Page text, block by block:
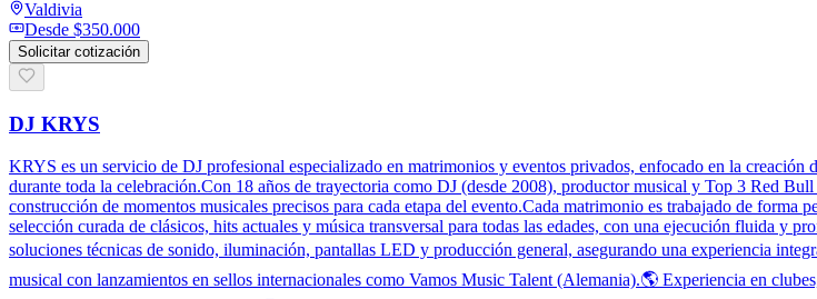
Valdivia
Desde $350.000
Solicitar cotización
DJ KRYS
KRYS es un servicio de DJ profesional especializado en matrimonios y eventos privados, enfocado en la creación
durante toda la celebración.Con 18 años de trayectoria como DJ (desde 2008), productor musical y Top 3 Red
construcción de momentos musicales precisos para cada etapa del evento.Cada matrimonio es trabajado de forma
selección curada de clásicos, hits actuales y música transversal para todas las edades, con una ejecución fluida y
soluciones técnicas de sonido, iluminación, pantallas LED y producción general, asegurando una experiencia
musical con lanzamientos en sellos internacionales como Vamos Music Talent (Alemania).🌎 Experiencia en